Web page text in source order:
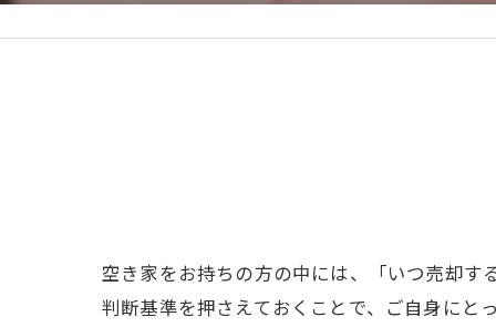
空き家をお持ちの方の中には、「いつ売却す
判断基準を押さえておくことで、ご自身にと